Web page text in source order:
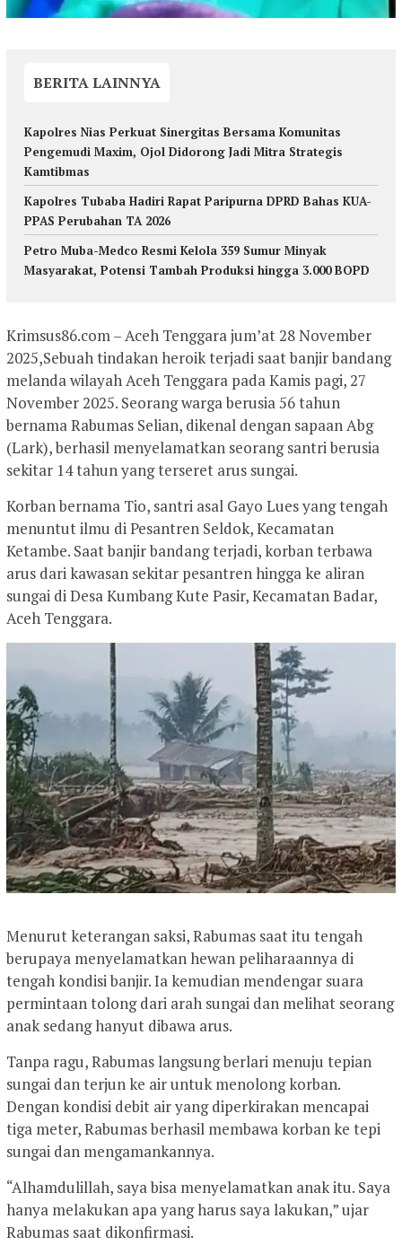
BERITA LAINNYA
Kapolres Nias Perkuat Sinergitas Bersama Komunitas
Pengemudi Maxim, Ojol Didorong Jadi Mitra Strategis
Kamtibmas
Kapolres Tubaba Hadiri Rapat Paripurna DPRD Bahas KUA-
PPAS Perubahan TA 2026
Petro Muba-Medco Resmi Kelola 359 Sumur Minyak
Masyarakat, Potensi Tambah Produksi hingga 3.000 BOPD
Krimsus86.com – Aceh Tenggara jum’at 28 November
2025,Sebuah tindakan heroik terjadi saat banjir bandang
melanda wilayah Aceh Tenggara pada Kamis pagi, 27
November 2025. Seorang warga berusia 56 tahun
bernama Rabumas Selian, dikenal dengan sapaan Abg
(Lark), berhasil menyelamatkan seorang santri berusia
sekitar 14 tahun yang terseret arus sungai.
Korban bernama Tio, santri asal Gayo Lues yang tengah
menuntut ilmu di Pesantren Seldok, Kecamatan
Ketambe. Saat banjir bandang terjadi, korban terbawa
arus dari kawasan sekitar pesantren hingga ke aliran
sungai di Desa Kumbang Kute Pasir, Kecamatan Badar,
Aceh Tenggara.
Menurut keterangan saksi, Rabumas saat itu tengah
berupaya menyelamatkan hewan peliharaannya di
tengah kondisi banjir. Ia kemudian mendengar suara
permintaan tolong dari arah sungai dan melihat seorang
anak sedang hanyut dibawa arus.
Tanpa ragu, Rabumas langsung berlari menuju tepian
sungai dan terjun ke air untuk menolong korban.
Dengan kondisi debit air yang diperkirakan mencapai
tiga meter, Rabumas berhasil membawa korban ke tepi
sungai dan mengamankannya.
“Alhamdulillah, saya bisa menyelamatkan anak itu. Saya
hanya melakukan apa yang harus saya lakukan,” ujar
Rabumas saat dikonfirmasi.